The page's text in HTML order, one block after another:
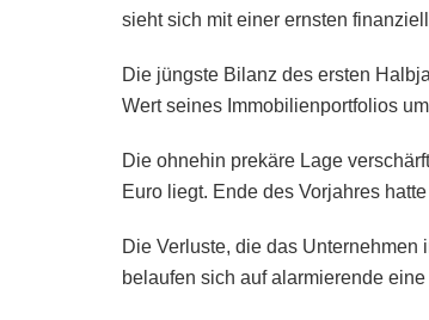
sieht sich mit einer ernsten
Die jüngste Bilanz des ersten
Wert seines Immobilienportfolios
Die ohnehin prekäre Lage
Euro liegt. Ende des Vorjahres
Die Verluste, die das
belaufen sich auf alarmierende